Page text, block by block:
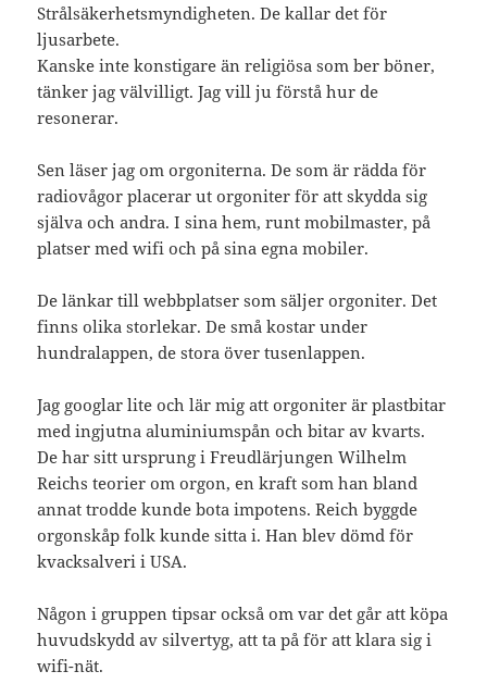
Strålsäkerhetsmyndigheten. De kallar det för
ljusarbete.
Kanske inte konstigare än religiösa som ber böner,
tänker jag välvilligt. Jag vill ju förstå hur de
resonerar.
Sen läser jag om orgoniterna. De som är rädda för
radiovågor placerar ut orgoniter för att skydda sig
själva och andra. I sina hem, runt mobilmaster, på
platser med wifi och på sina egna mobiler.
De länkar till webbplatser som säljer orgoniter. Det
finns olika storlekar. De små kostar under
hundralappen, de stora över tusenlappen.
Jag googlar lite och lär mig att orgoniter är plastbitar
med ingjutna aluminiumspån och bitar av kvarts.
De har sitt ursprung i Freudlärjungen Wilhelm
Reichs teorier om orgon, en kraft som han bland
annat trodde kunde bota impotens. Reich byggde
orgonskåp folk kunde sitta i. Han blev dömd för
kvacksalveri i USA.
Någon i gruppen tipsar också om var det går att köpa
huvudskydd av silvertyg, att ta på för att klara sig i
wifi-nät.